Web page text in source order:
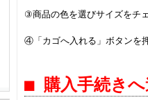
③商品の色を選びサイズをチ
④「カゴへ入れる」ボタンを
■ 購入手続き